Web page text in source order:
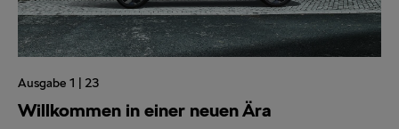
Ausgabe 1 | 23
Willkommen in einer neuen Ära